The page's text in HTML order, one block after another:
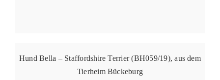
Hund Bella – Staffordshire Terrier (BH059/19), aus dem
Tierheim Bückeburg